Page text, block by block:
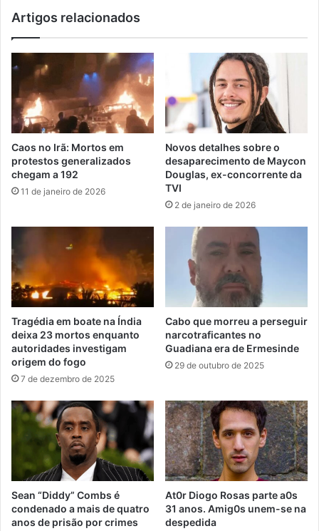
Artigos relacionados
Caos no Irã: Mortos em
protestos generalizados
chegam a 192
11 de janeiro de 2026
Novos detalhes sobre o
desaparecimento de Maycon
Douglas, ex-concorrente da
TVI
2 de janeiro de 2026
Tragédia em boate na Índia
deixa 23 mortos enquanto
autoridades investigam
origem do fogo
7 de dezembro de 2025
Cabo que morreu a perseguir
narcotraficantes no
Guadiana era de Ermesinde
29 de outubro de 2025
Sean “Diddy” Combs é
condenado a mais de quatro
anos de prisão por crimes
At0r Diogo Rosas parte a0s
31 anos. Amig0s unem-se na
despedida